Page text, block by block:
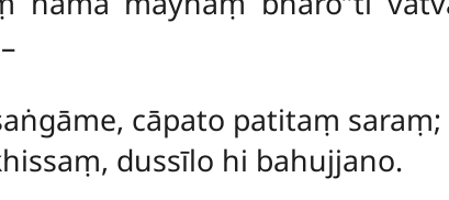
cāpato patitaṃ saraṃ;
dussīlo hi bahujjano.